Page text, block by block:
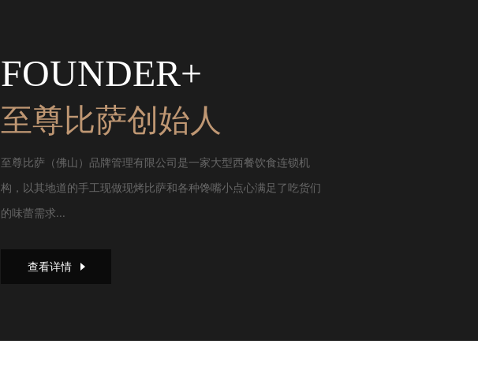
FOUNDER+
至尊比萨创始人
至尊比萨（佛山）品牌管理有限公司是一家大型西餐饮食连锁机
构，以其地道的手工现做现烤比萨和各种馋嘴小点心满足了吃货们
的味蕾需求...
查看详情